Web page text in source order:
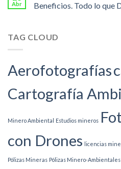
Abr
Beneficios. Todo lo que
TAG CLOUD
Aerofotografías
Cartografía
Minero Ambiental Estudios mineros
con Drones licencias
Pólizas Mineras Pólizas Minero-Ambientales